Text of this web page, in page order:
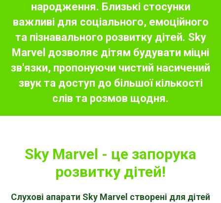
народження. Близькі стосунки
важливі для соціального, емоційного
та пізнавального розвитку дітей. Sky
Marvel дозволяє дітям будувати міцні
зв'язки, пропонуючи чистий насичений
звук та доступ до більшої кількості
слів та розмов щодня.
Sky Marvel - це запорука
розвитку дітей!
Слухові апарати Sky Marvel створені для дітей